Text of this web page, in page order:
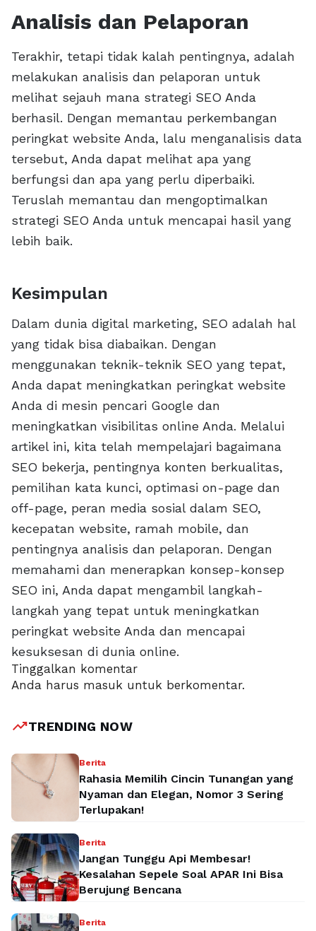
Analisis dan Pelaporan
Terakhir, tetapi tidak kalah pentingnya, adalah
melakukan analisis dan pelaporan untuk
melihat sejauh mana strategi SEO Anda
berhasil. Dengan memantau perkembangan
peringkat website Anda, lalu menganalisis data
tersebut, Anda dapat melihat apa yang
berfungsi dan apa yang perlu diperbaiki.
Teruslah memantau dan mengoptimalkan
strategi SEO Anda untuk mencapai hasil yang
lebih baik.
Kesimpulan
Dalam dunia digital marketing, SEO adalah hal
yang tidak bisa diabaikan. Dengan
menggunakan teknik-teknik SEO yang tepat,
Anda dapat meningkatkan peringkat website
Anda di mesin pencari Google dan
meningkatkan visibilitas online Anda. Melalui
artikel ini, kita telah mempelajari bagaimana
SEO bekerja, pentingnya konten berkualitas,
pemilihan kata kunci, optimasi on-page dan
off-page, peran media sosial dalam SEO,
kecepatan website, ramah mobile, dan
pentingnya analisis dan pelaporan. Dengan
memahami dan menerapkan konsep-konsep
SEO ini, Anda dapat mengambil langkah-
langkah yang tepat untuk meningkatkan
peringkat website Anda dan mencapai
kesuksesan di dunia online.
Tinggalkan komentar
Anda harus masuk untuk berkomentar.
trending_upTRENDING NOW
Berita
Rahasia Memilih Cincin Tunangan yang
Nyaman dan Elegan, Nomor 3 Sering
Terlupakan!
Berita
Jangan Tunggu Api Membesar!
Kesalahan Sepele Soal APAR Ini Bisa
Berujung Bencana
Berita